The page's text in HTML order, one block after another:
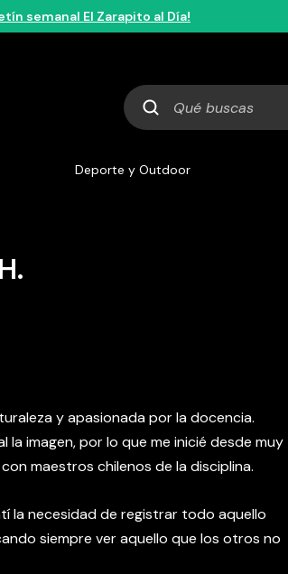
semanal El Zarapito al Día!
Qué
buscas
Deporte y Outdoor
contibrunnerphoto/
y apasionada por la docencia.
la imagen, por lo que me inicié desde muy
maestros chilenos de la disciplina.
la necesidad de registrar todo aquello
siempre ver aquello que los otros no